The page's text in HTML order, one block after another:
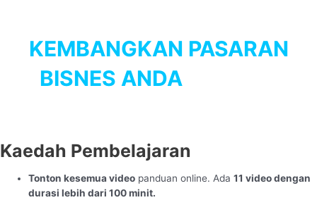
KEMBANGKAN PASARAN
BISNES ANDA
Kaedah Pembelajaran
Tonton kesemua video panduan online. Ada 11 video dengan
durasi lebih dari 100 minit.